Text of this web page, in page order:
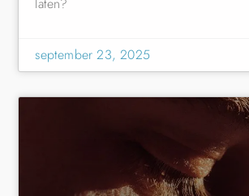
laten?
september 23, 2025